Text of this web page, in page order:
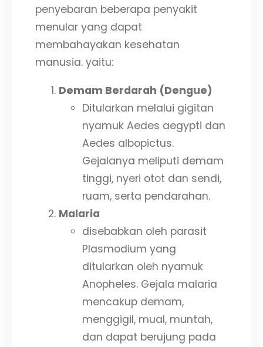
penyebaran beberapa penyakit
menular yang dapat
membahayakan kesehatan
manusia. yaitu:
Demam Berdarah (Dengue)
Ditularkan melalui gigitan
nyamuk Aedes aegypti dan
Aedes albopictus.
Gejalanya meliputi demam
tinggi, nyeri otot dan sendi,
ruam, serta pendarahan.
Malaria
disebabkan oleh parasit
Plasmodium yang
ditularkan oleh nyamuk
Anopheles. Gejala malaria
mencakup demam,
menggigil, mual, muntah,
dan dapat berujung pada